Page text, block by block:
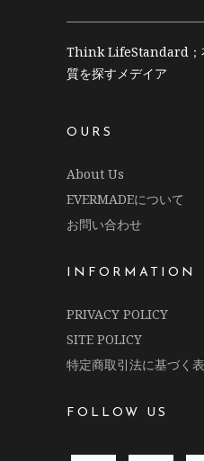
Think LifeStandard；
質を探すメデイア
OURS
About Us
EVERMADEについて
お問い合わせ
INFORMATION
PRIVACY POLICY
SITE POLICY
特定商取引法に基づく
FOLLOW US